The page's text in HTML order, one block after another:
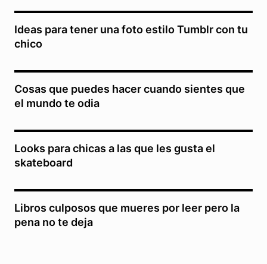
Ideas para tener una foto estilo Tumblr con tu
chico
Cosas que puedes hacer cuando sientes que
el mundo te odia
Looks para chicas a las que les gusta el
skateboard
Libros culposos que mueres por leer pero la
pena no te deja